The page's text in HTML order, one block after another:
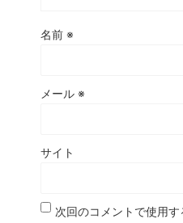
名前 ※
メール ※
サイト
次回のコメントで使用